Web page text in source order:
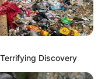
Discovery